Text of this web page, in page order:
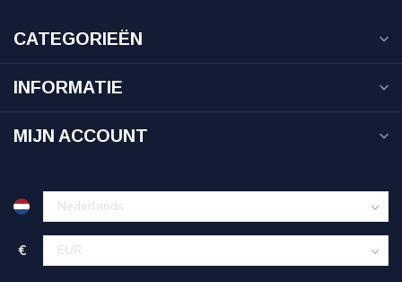
CATEGORIEËN
INFORMATIE
MIJN ACCOUNT
€